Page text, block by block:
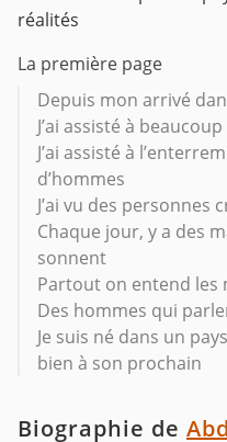
réalités
La première page
Depuis mon arrivé
J’ai assisté à
J’ai assisté à
d’hommes
J’ai vu des
Chaque jour, y a des
sonnent
Partout on entend les
Des hommes qui
Je suis né dans un
bien à son prochain
Biographie de